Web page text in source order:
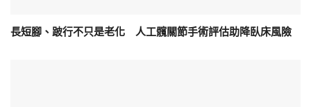
長短腳、跛行不只是老化 人工髖關節手術評估助降臥床風險